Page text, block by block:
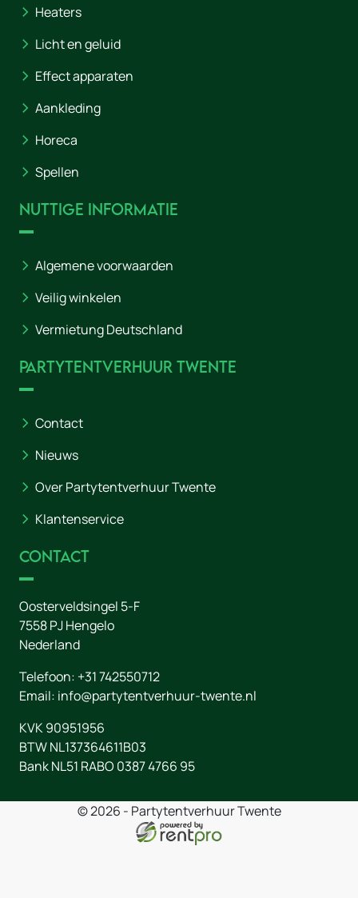
Heaters
Licht en geluid
Effect apparaten
Aankleding
Horeca
Spellen
Nuttige informatie
Algemene voorwaarden
Veilig winkelen
Vermietung Deutschland
Partytentverhuur Twente
Contact
Nieuws
Over Partytentverhuur Twente
Klantenservice
Contact
Oosterveldsingel 5-F
7558 PJHengelo
Nederland
Telefoon: +31 742550712
Email: info@partytentverhuur-twente.nl
KVK 90951956
BTW NL137364611B03
Bank NL51 RABO 0387 4766 95
© 2026 - Partytentverhuur Twente